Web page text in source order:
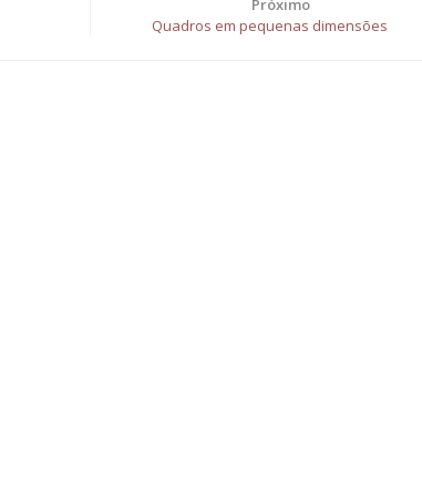
Próximo
Quadros em pequenas dimensões